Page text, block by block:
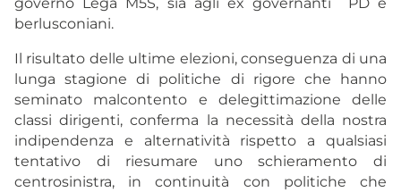
berlusconiani.
Il risultato delle ultime elezioni, conseguenza di una
lunga stagione di politiche di rigore che hanno
seminato malcontento e delegittimazione delle
classi dirigenti, conferma la necessità della nostra
indipendenza e alternatività rispetto a qualsiasi
tentativo di riesumare uno schieramento di
centrosinistra, in continuità con politiche che